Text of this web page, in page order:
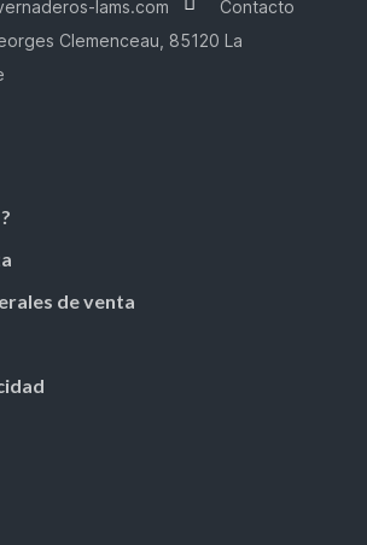
lams.com
Contacto
Clemenceau, 85120 La
de venta